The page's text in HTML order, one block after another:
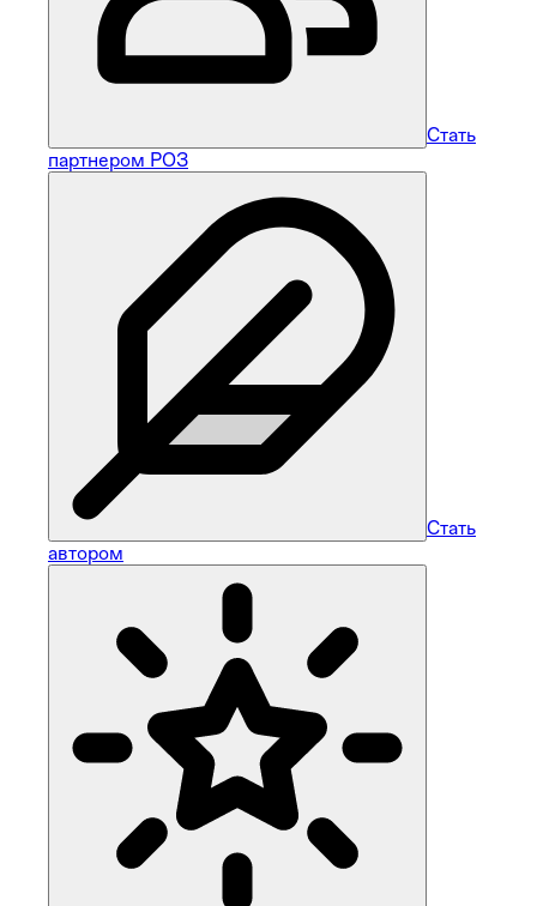
Стать
партнером РОЗ
Стать
автором